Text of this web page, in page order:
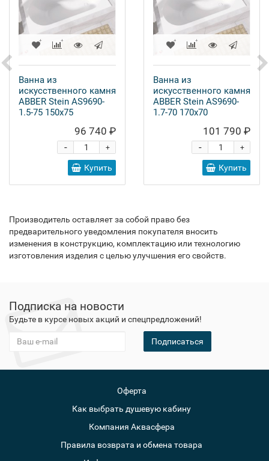
Ванна из
искусственного камня
ABBER Stein AS9690-
1.5-75 150x75
96 740 ₽
+
-
Купить
Ванна из
искусственного камня
ABBER Stein AS9690-
1.7-70 170x70
101 790 ₽
+
-
Купить
Производитель оставляет за собой право без
предварительного уведомления покупателя вносить
изменения в конструкцию, комплектацию или технологию
изготовления изделия с целью улучшения его свойств.
Подписка на новости
Будьте в курсе новых акций и спецпредложений!
Подписаться
Оферта
Как выбрать душевую кабину
Компания Аквасфера
Правила возврата и обмена товара